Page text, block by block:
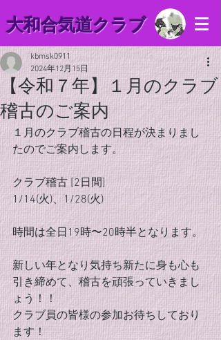
​大和合気道クラブ
【令和７年】１月のクラブ
稽古のご案内
kbmsk0911
2024年12月15日
１月のクラブ稽古の日程が決まりまし
たのでご案内します。
クラブ稽古 [2日間]
1/14(火)、1/28(火)
時間は全日19時〜20時半となります。
新しい年となり気持ち新たに身も心も
引き締めて、稽古を頑張っていきまし
ょう！！
クラブ員の皆様の参加お待ちしており
ます！